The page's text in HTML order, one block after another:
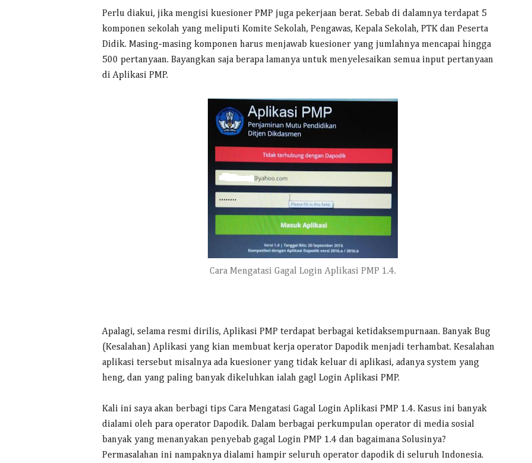
Perlu diakui, jika mengisi kuesioner PMP juga pekerjaan berat. Sebab di dalamnya terdapat 5
komponen sekolah yang meliputi Komite Sekolah, Pengawas, Kepala Sekolah, PTK dan Peserta
Didik. Masing-masing komponen harus menjawab kuesioner yang jumlahnya mencapai hingga
500 pertanyaan. Bayangkan saja berapa lamanya untuk menyelesaikan semua input pertanyaan
di Aplikasi PMP.
Cara Mengatasi Gagal Login Aplikasi PMP 1.4.
Apalagi, selama resmi dirilis, Aplikasi PMP terdapat berbagai ketidaksempurnaan. Banyak Bug
(Kesalahan) Aplikasi yang kian membuat kerja operator Dapodik menjadi terhambat. Kesalahan
aplikasi tersebut misalnya ada kuesioner yang tidak keluar di aplikasi, adanya system yang
heng, dan yang paling banyak dikeluhkan ialah gagl Login Aplikasi PMP.
Kali ini saya akan berbagi tips Cara Mengatasi Gagal Login Aplikasi PMP 1.4. Kasus ini banyak
dialami oleh para operator Dapodik. Dalam berbagai perkumpulan operator di media sosial
banyak yang menanyakan penyebab gagal Login PMP 1.4 dan bagaimana Solusinya?
Permasalahan ini nampaknya dialami hampir seluruh operator dapodik di seluruh Indonesia.